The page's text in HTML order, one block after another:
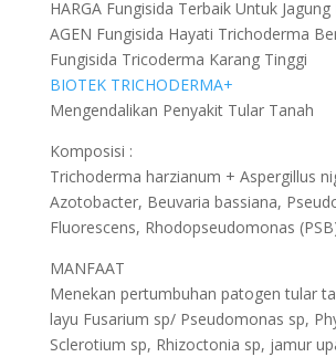
HARGA Fungisida Terbaik Untuk
AGEN Fungisida Hayati Trichoderma
Fungisida Tricoderma Karang Tinggi
BIOTEK TRICHODERMA+
Mengendalikan Penyakit Tular Tanah
Komposisi :
Trichoderma harzianum + Aspergillus
Azotobacter, Beuvaria bassiana,
Fluorescens, Rhodopseudomonas
MANFAAT
Menekan pertumbuhan patogen tular
layu Fusarium sp/ Pseudomonas sp,
Sclerotium sp, Rhizoctonia sp, jamur